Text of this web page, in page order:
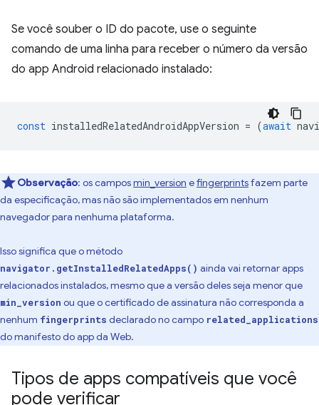
Se você souber o ID do pacote, use o seguinte
comando de uma linha para receber o número da versão
do app Android relacionado instalado:
const installedRelatedAndroidAppVersion = (await
Observação: os camposmin_version efingerprintsfazem parte
da especificação, mas não são implementados em nenhum
navegador para nenhuma plataforma.
Isso significa que o método
navigator.getInstalledRelatedApps() ainda vai retornar apps
relacionados instalados, mesmo que a versão deles seja menor que
min_version ou que o certificado de assinatura não corresponda a
nenhum fingerprints declarado no campo related_applications
do manifesto do app da Web.
Tipos de apps compatíveis que você
pode verificar